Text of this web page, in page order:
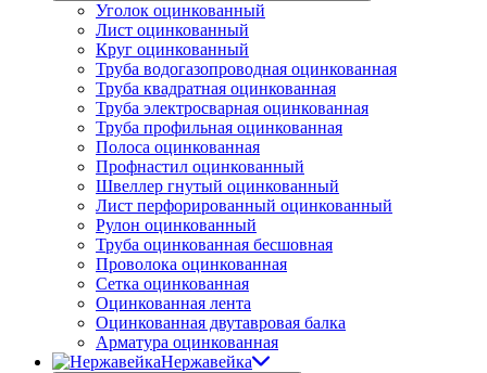
Уголок оцинкованный
Лист оцинкованный
Круг оцинкованный
Труба водогазопроводная оцинкованная
Труба квадратная оцинкованная
Труба электросварная оцинкованная
Труба профильная оцинкованная
Полоса оцинкованная
Профнастил оцинкованный
Швеллер гнутый оцинкованный
Лист перфорированный оцинкованный
Рулон оцинкованный
Труба оцинкованная бесшовная
Проволока оцинкованная
Сетка оцинкованная
Оцинкованная лента
Оцинкованная двутавровая балка
Арматура оцинкованная
Нержавейка